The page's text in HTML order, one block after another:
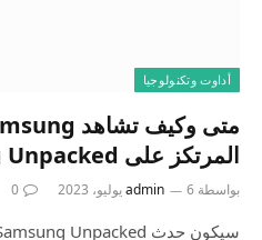
أداوت وتكنولوجيا
المرتكز على Samsung Unpacked
بواسطة admin 6 يوليو، 2023 0